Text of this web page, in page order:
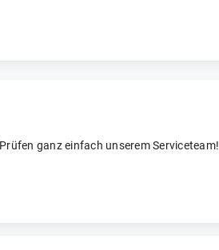
ganz einfach unserem Serviceteam!